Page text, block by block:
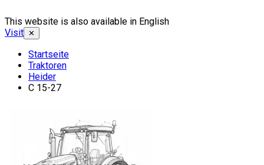
This website is also available in English
Visit ✕
Startseite
Traktoren
Heider
C 15-27